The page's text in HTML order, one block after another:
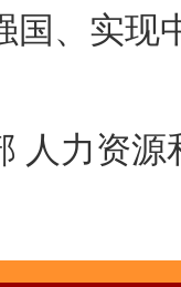
国、实现
人力资